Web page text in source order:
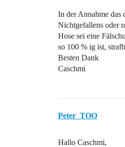
In der Annahme das
Nichtgefallens oder
Hose sei eine
so 100 % ig ist,
Besten Dank
Caschmi
Peter_TOO
Hallo Caschmi,